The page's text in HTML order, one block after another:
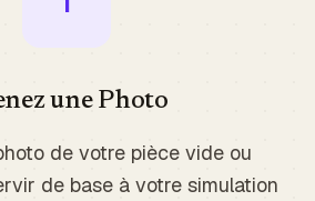
une Photo
de votre pièce vide ou
de base à votre simulation